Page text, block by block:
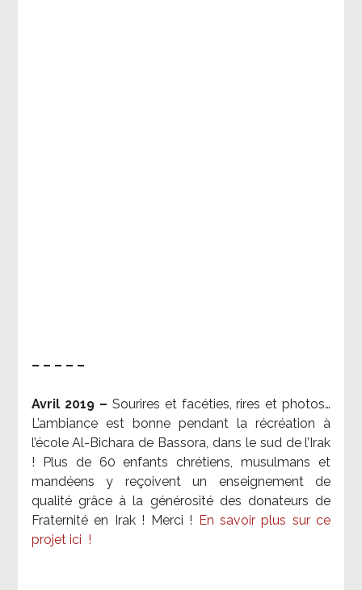
– – – – –
Avril 2019 – Sourires et facéties, rires et photos…
L’ambiance est bonne pendant la récréation à
l’école Al-Bichara de Bassora, dans le sud de l’Irak
! Plus de 60 enfants chrétiens, musulmans et
mandéens y reçoivent un enseignement de
qualité grâce à la générosité des donateurs de
Fraternité en Irak ! Merci !
En savoir plus sur ce
projet ici !